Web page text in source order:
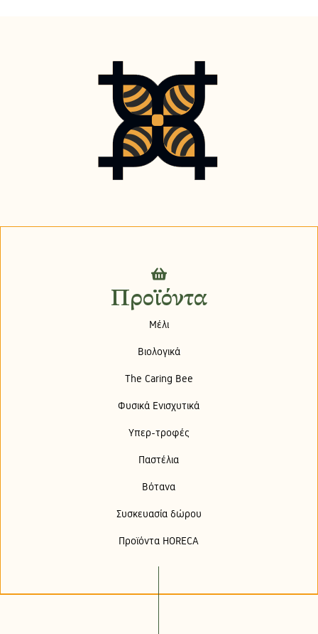
Προϊόντα
Μέλι
Βιολογικά
The Caring Bee
Φυσικά Ενισχυτικά
Υπερ-τροφές
Παστέλια
Βότανα
Συσκευασία δώρου
Προϊόντα HORECA